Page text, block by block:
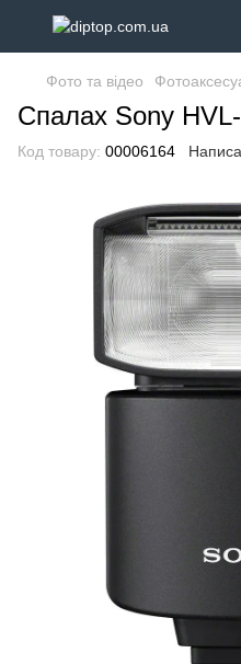
Фото та відео
Спалах Sony
Код товару: 00006164